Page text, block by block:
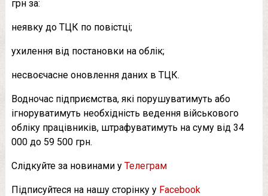
грн за:
неявку до ТЦК по повістці;
ухилення від постановки на облік;
несвоєчасне оновлення даних в ТЦК.
Водночас підприємства, які порушуватимуть або
ігноруватимуть необхідність ведення військового
обліку працівників, штрафуватимуть на суму від 34
000 до 59 500 грн.
Слідкуйте за новинами у Телеграм
Підписуйтеся на нашу сторінку у Facebook